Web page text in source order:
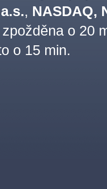
, NASDAQ,
o 20
o 15 min.